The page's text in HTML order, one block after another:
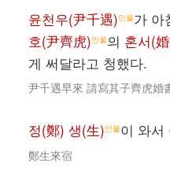
윤천우(尹千遇)인물가 아
호(尹齊虎)인물의 혼서(
게 써달라고 청했다.
尹千遇早來 請寫其子齊虎婚
정(鄭) 생(生)인물이 와서
鄭生來宿